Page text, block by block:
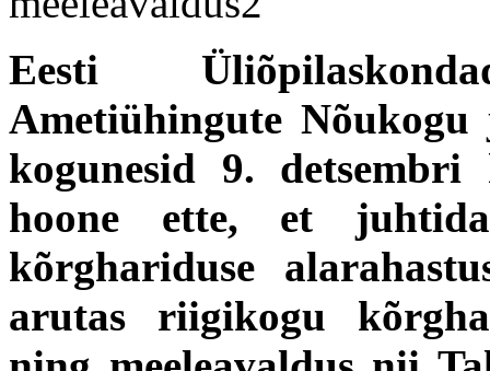
Eesti
Ametiühingute Nõukogu
kogunesid 9.
hoone ette, et juhtida
kõrghariduse
arutas riigikogu